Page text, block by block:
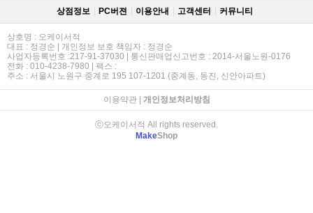
상점정보 PC버젼 이용안내 고객센터 커뮤니티
상호명 : 오케이서적
대표 : 정경순 | 개인정보 보호 책임자 : 정경순
사업자등록번호 :217-91-37030 | 통신판매업신고번호 : 2014-서울노원-0176
전화 : 010-4238-7980 | 팩스 :
주소 : 서울시 노원구 중계로 195 107-1201 (중계동, 동진, 신안아파트)
이용약관| 개인정보처리방침
ⓒ오케이서적 All rights reserved.
MakeShop